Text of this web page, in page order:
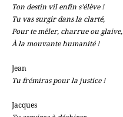
Ton destin vil enfin s’élève !
Tu vas surgir dans la clarté,
Pour te mêler, charrue ou glaive,
À la mouvante humanité !
Jean
Tu frémiras pour la justice !
Jacques